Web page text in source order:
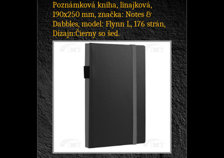
Poznámková kniha, linajková,
190x250 mm, značka: Notes &
Dabbles, model: Flynn L, 176 strán,
Dizajn:Čierny so šed.